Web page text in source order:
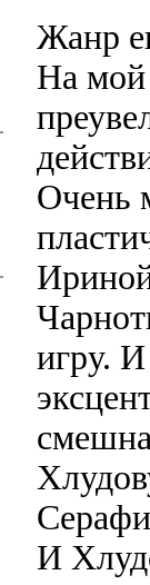
Жанр
На мой
Очень
игру.
И